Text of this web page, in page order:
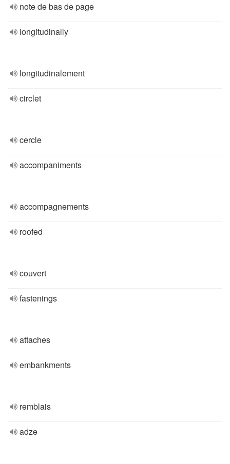
note de bas de page
longitudinally
longitudinalement
circlet
cercle
accompaniments
accompagnements
roofed
couvert
fastenings
attaches
embankments
remblais
adze